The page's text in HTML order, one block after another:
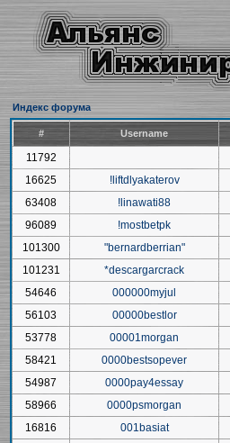
Индекс форума
# Username
11792
16625
!liftdlyakaterov
63408
!linawati88
96089
!mostbetpk
101300
"bernardberrian"
101231
*descargarcrack
54646
000000myjul
56103
00000bestlor
53778
00001morgan
58421
0000bestsopever
54987
0000pay4essay
58966
0000psmorgan
16816
001basiat